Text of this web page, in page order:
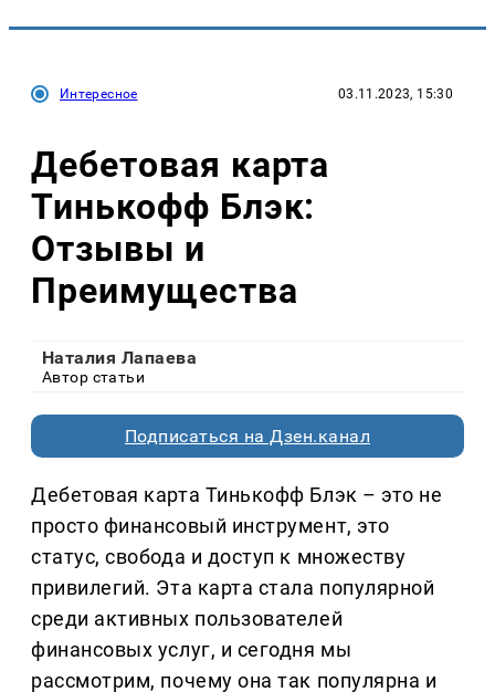
Интересное 03.11.2023, 15:30
Дебетовая карта
Тинькофф Блэк:
Отзывы и
Преимущества
Наталия Лапаева
Автор статьи
Подписаться на Дзен.канал
Дебетовая карта Тинькофф Блэк – это не
просто финансовый инструмент, это
статус, свобода и доступ к множеству
привилегий. Эта карта стала популярной
среди активных пользователей
финансовых услуг, и сегодня мы
рассмотрим, почему она так популярна и